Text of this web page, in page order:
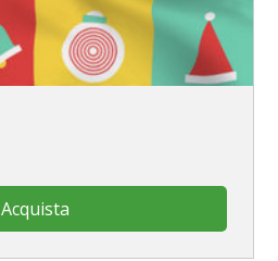
Acquista